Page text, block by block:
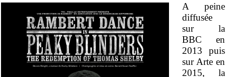
A peine
diffusée
sur la
BBC en
2013 puis
sur Arte en
2015, la